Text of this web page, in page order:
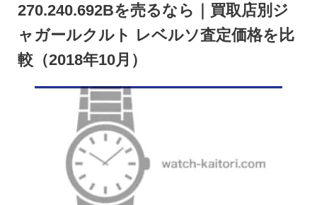
270.240.692Bを売るなら｜買取店別ジ
ャガールクルト レベルソ査定価格を比
較（2018年10月）